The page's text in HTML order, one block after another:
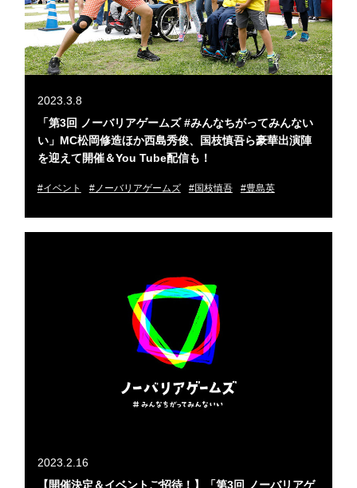
2023.3.8
「第3回 ノーバリアゲームズ #みんなちがってみんない
い」MC松岡修造ほか西島秀俊、国枝慎吾ら豪華出演陣
を迎えて開催＆You Tube配信も！
#イベント #ノーバリアゲームズ #国枝慎吾 #豊島英
2023.2.16
【開催決定＆イベントご招待！】「第3回 ノーバリアゲ